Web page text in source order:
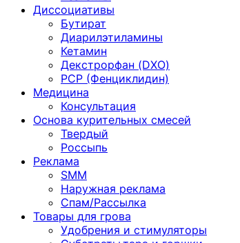
Диссоциативы
Бутират
Диарилэтиламины
Кетамин
Декстрорфан (DXO)
PCP (Фенциклидин)
Медицина
Консультация
Основа курительных смесей
Твердый
Россыпь
Реклама
SMM
Наружная реклама
Спам/Рассылка
Товары для грова
Удобрения и стимуляторы